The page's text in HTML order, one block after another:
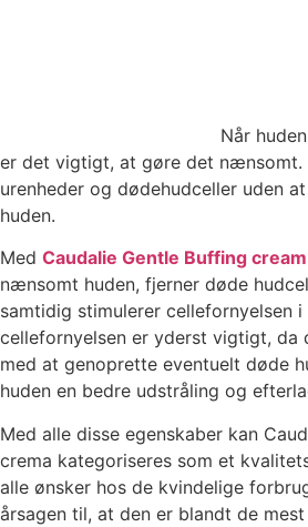
Når
er det vigtigt, at gøre det nænsomt.
urenheder og dødehudceller uden
huden.
Med Caudalie Gentle Buffing cream
nænsomt huden, fjerner døde
samtidig stimulerer cellefornyelsen
cellefornyelsen er yderst vigtigt, da
med at genoprette eventuelt døde
huden en bedre udstråling og
Med alle disse egenskaber kan
crema kategoriseres som et
alle ønsker hos de kvindelige
årsagen til, at den er blandt de